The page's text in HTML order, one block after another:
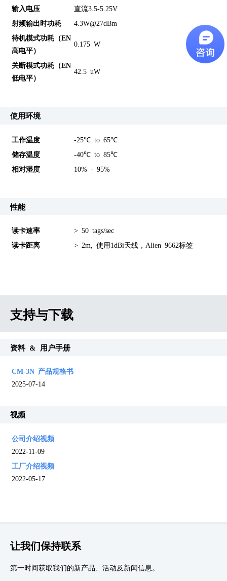
输入电压 直流3.5-5.25V
射频输出时功耗 4.3W@27dBm
待机模式功耗（EN
高电平）
0.175 W
关断模式功耗（EN
低电平）
42.5 uW
使用环境
工作温度 -25℃ to 65℃
储存温度 -40℃ to 85℃
相对湿度 10% - 95%
性能
读卡速率 > 50 tags/sec
读卡距离 > 2m, 使用1dBi天线，Alien 9662标签
支持与下载
资料 & 用户手册
CM-3N 产品规格书
2025-07-14
视频
公司介绍视频
2022-11-09
工厂介绍视频
2022-05-17
让我们保持联系
第一时间获取我们的新产品、活动及新闻信息。